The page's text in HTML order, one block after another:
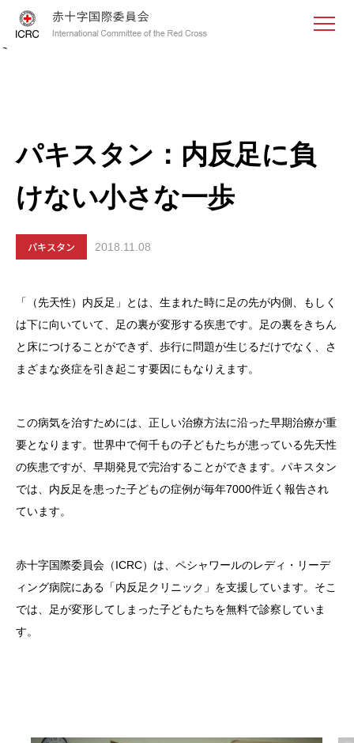
<
パキスタン：内反足に負
けない小さな一歩
パキスタン 2018.11.08
「（先天性）内反足」とは、生まれた時に足の先が内側、もしく
は下に向いていて、足の裏が変形する疾患です。足の裏をきちん
と床につけることができず、歩行に問題が生じるだけでなく、さ
まざまな炎症を引き起こす要因にもなりえます。
この病気を治すためには、正しい治療方法に沿った早期治療が重
要となります。世界中で何千もの子どもたちが患っている先天性
の疾患ですが、早期発見で完治することができます。パキスタン
では、内反足を患った子どもの症例が毎年7000件近く報告され
ています。
赤十字国際委員会（ICRC）は、ペシャワールのレディ・リーデ
ィング病院にある「内反足クリニック」を支援しています。そこ
では、足が変形してしまった子どもたちを無料で診察していま
す。